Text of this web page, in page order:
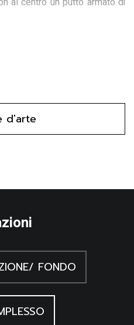
d'arte
FONDO